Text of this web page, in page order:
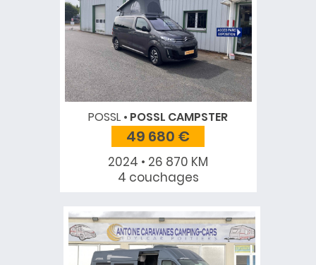
POSSL POSSL CAMPSTER
49 680 €
2024 • 26 870 KM
4 couchages